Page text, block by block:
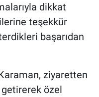
dikkat
teşekkür
başarıdan
ziyaretten
özel